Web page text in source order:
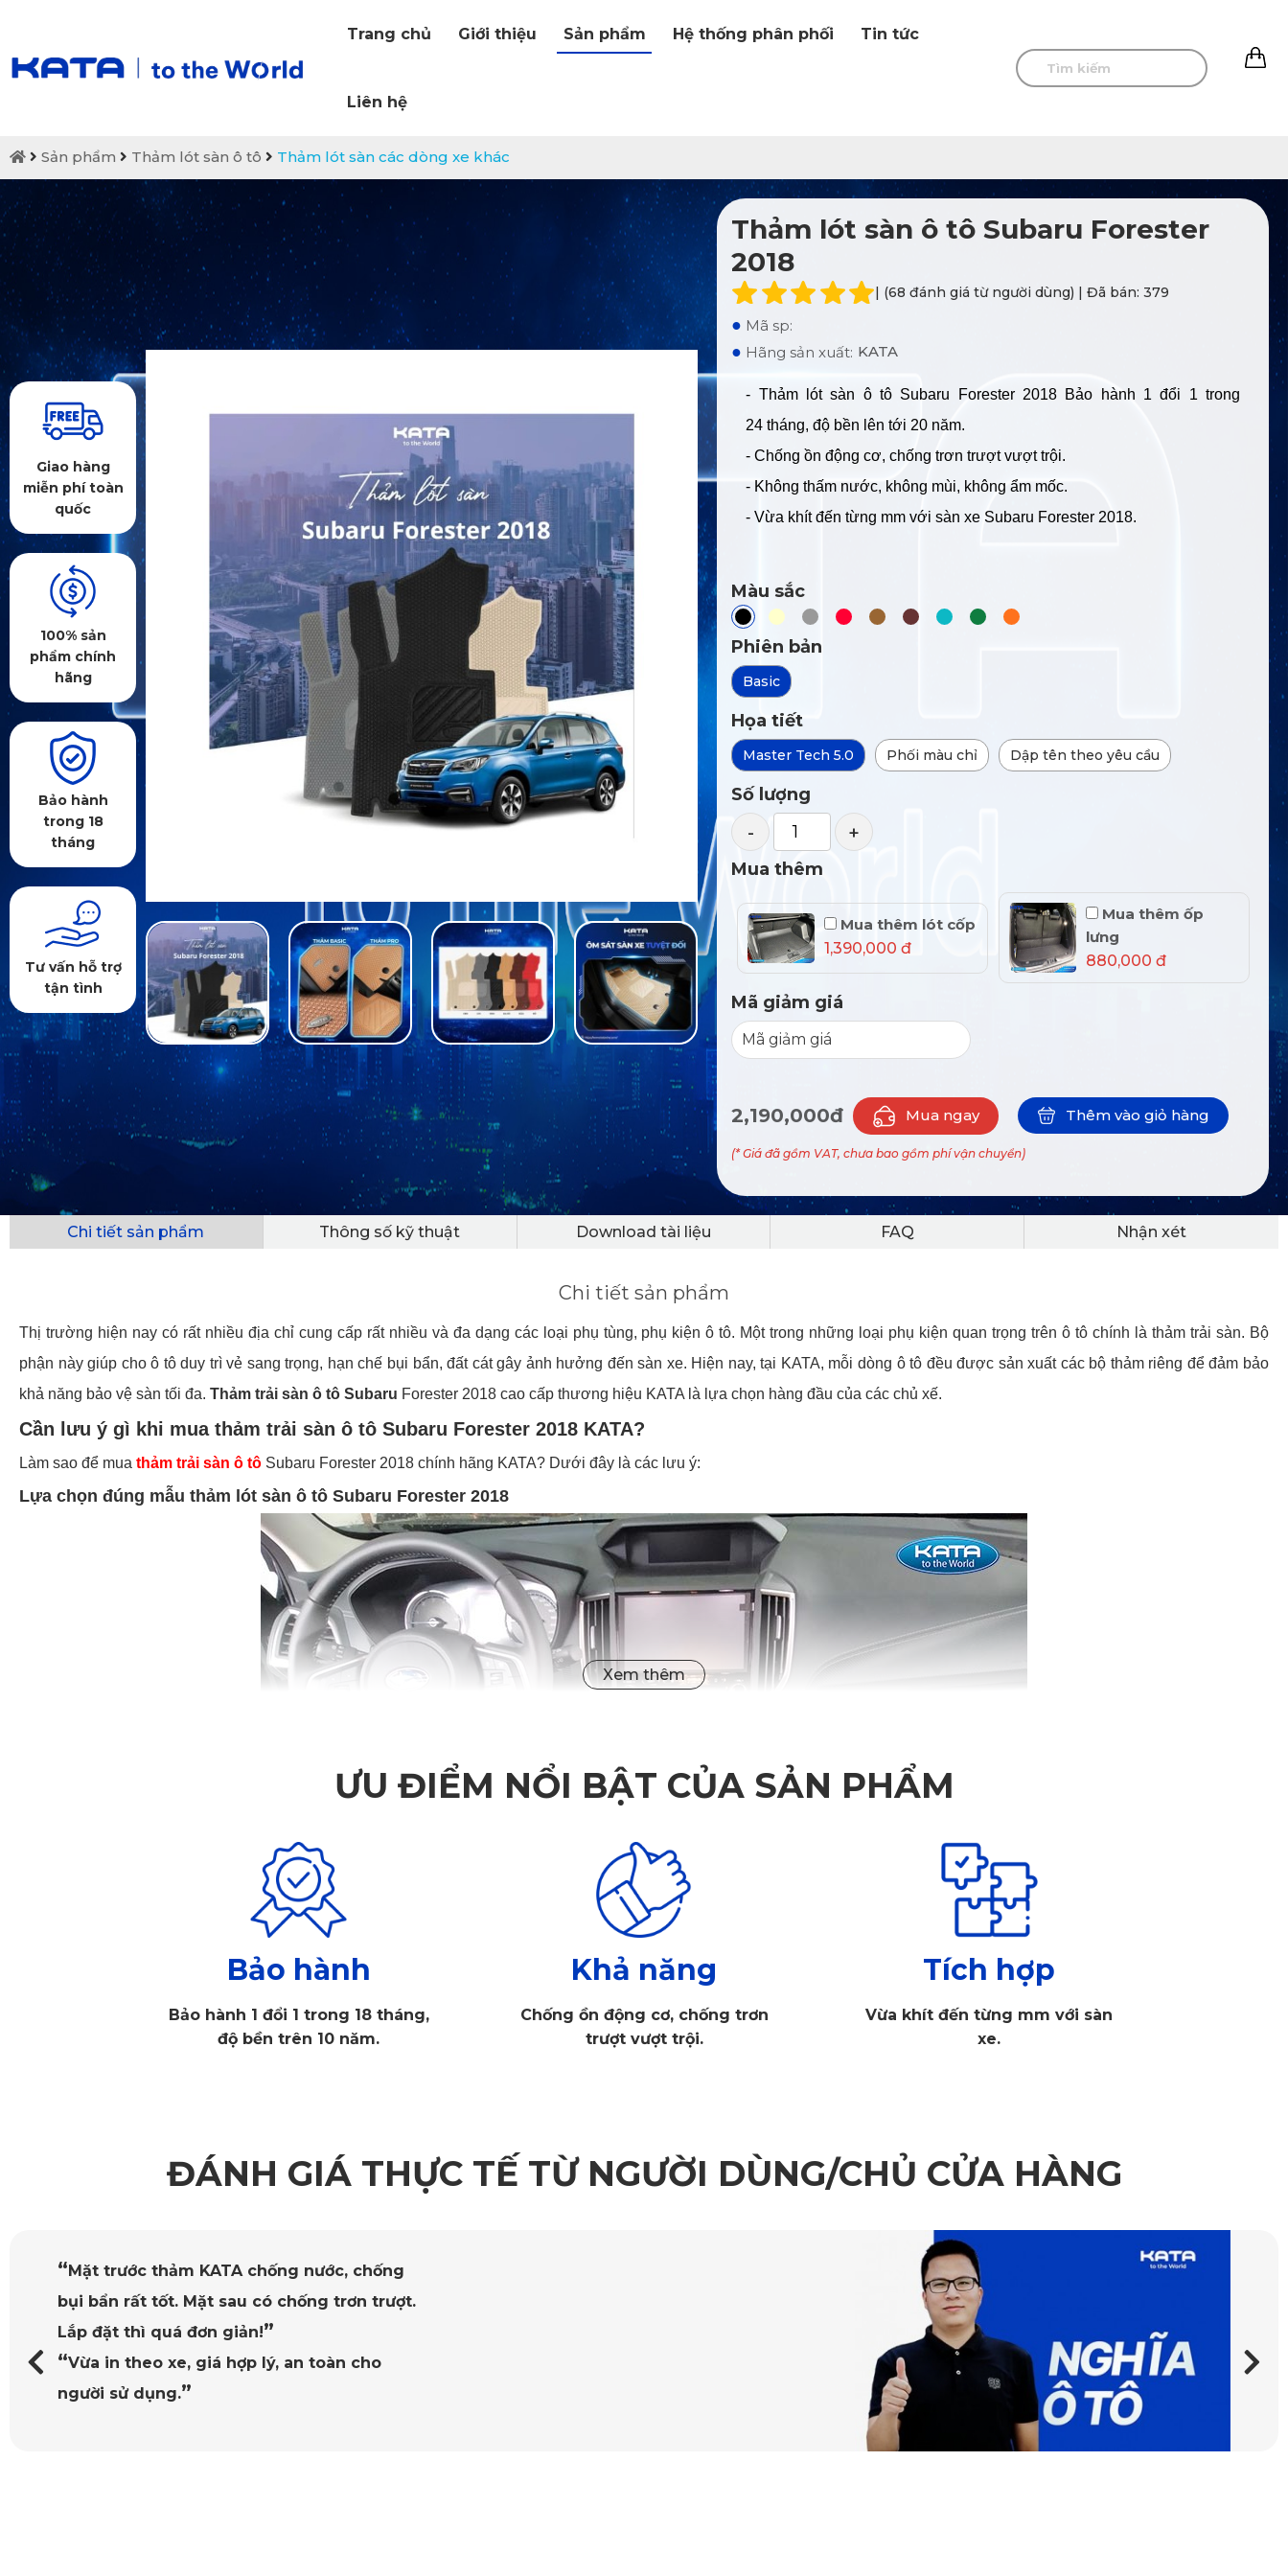
Trang chủ Giới thiệu Sản phẩm Hệ thống phân phối Tin tức
Liên hệ
Sản phẩm Thảm lót sàn ô tô Thảm lót sàn các dòng xe khác
Giao hàng
miễn phí toàn
quốc
100% sản
phẩm chính
hãng
Bảo hành
trong 18
tháng
Tư vấn hỗ trợ
tận tình
Thảm lót sàn ô tô Subaru Forester
2018
| (68 đánh giá từ người dùng) | Đã bán: 379
● Mã sp:
● Hãng sản xuất: KATA
- Thảm lót sàn ô tô Subaru Forester 2018 Bảo hành 1 đổi 1 trong
24 tháng, độ bền lên tới 20 năm.
- Chống ồn động cơ, chống trơn trượt vượt trội.
- Không thấm nước, không mùi, không ẩm mốc.
- Vừa khít đến từng mm với sàn xe Subaru Forester 2018.
Màu sắc
Phiên bản
Basic
Họa tiết
Master Tech 5.0 Phối màu chỉ Dập tên theo yêu cầu
Số lượng
- +
Mua thêm
Mua thêm lót cốp
1,390,000 đ
Mua thêm ốp
lưng
880,000 đ
Mã giảm giá
2,190,000đ Mua ngay Thêm vào giỏ hàng
(* Giá đã gồm VAT, chưa bao gồm phí vận chuyển)
Chi tiết sản phẩm Thông số kỹ thuật Download tài liệu FAQ Nhận xét
Chi tiết sản phẩm
Thị trường hiện nay có rất nhiều địa chỉ cung cấp rất nhiều và đa dạng các loại phụ tùng, phụ kiện ô tô. Một trong những loại phụ kiện quan trọng trên ô tô chính là thảm trải sàn. Bộ
phận này giúp cho ô tô duy trì vẻ sang trọng, hạn chế bụi bẩn, đất cát gây ảnh hưởng đến sàn xe. Hiện nay, tại KATA, mỗi dòng ô tô đều được sản xuất các bộ thảm riêng để đảm bảo
khả năng bảo vệ sàn tối đa. Thảm trải sàn ô tô Subaru Forester 2018 cao cấp thương hiệu KATA là lựa chọn hàng đầu của các chủ xế.
Cần lưu ý gì khi mua thảm trải sàn ô tô Subaru Forester 2018 KATA?
Làm sao để mua thảm trải sàn ô tô Subaru Forester 2018 chính hãng KATA? Dưới đây là các lưu ý:
Lựa chọn đúng mẫu thảm lót sàn ô tô Subaru Forester 2018
ƯU ĐIỂM NỔI BẬT CỦA SẢN PHẨM
Bảo hành
Bảo hành 1 đổi 1 trong 18 tháng,
độ bền trên 10 năm.
Khả năng
Chống ồn động cơ, chống trơn
trượt vượt trội.
Tích hợp
Vừa khít đến từng mm với sàn
xe.
ĐÁNH GIÁ THỰC TẾ TỪ NGƯỜI DÙNG/CHỦ CỬA HÀNG
“ Mặt trước thảm KATA chống nước, chống
bụi bẩn rất tốt. Mặt sau có chống trơn trượt.
Lắp đặt thì quá đơn giản!”
“Vừa in theo xe, giá hợp lý, an toàn cho
người sử dụng.”